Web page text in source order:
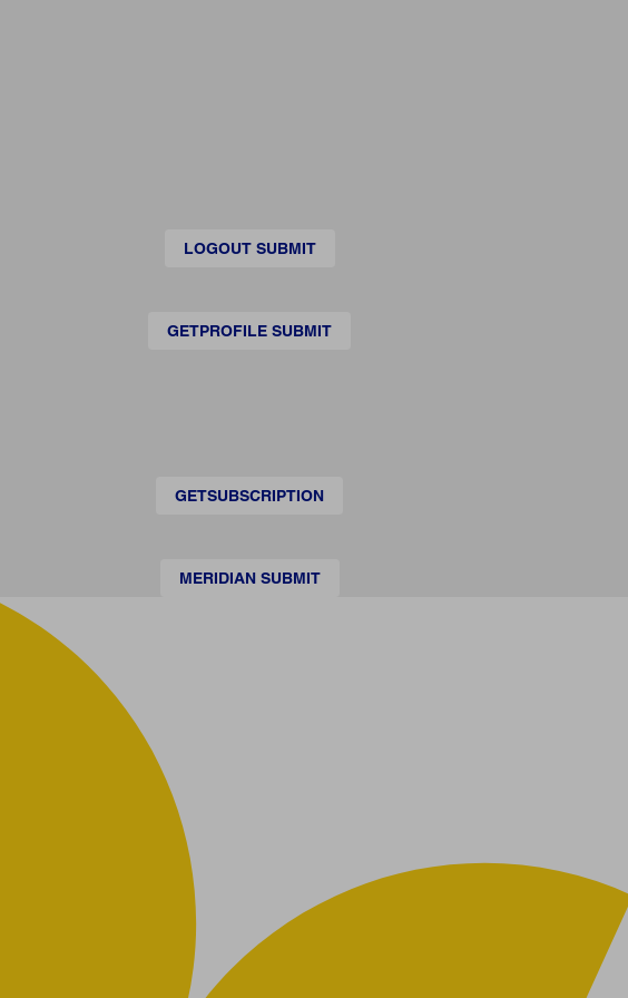
LOGOUT SUBMIT
GETPROFILE SUBMIT
GETSUBSCRIPTION
MERIDIAN SUBMIT